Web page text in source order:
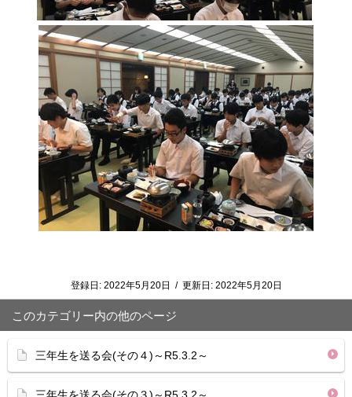
登録日: 2022年5月20日 / 更新日: 2022年5月20日
このカテゴリー内の他のページ
三年生を送る会(その４)～R5.3.2～